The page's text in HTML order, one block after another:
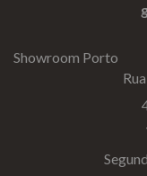
Showroom Porto